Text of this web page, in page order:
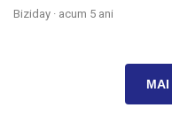
Biziday · acum 5 ani
MAI